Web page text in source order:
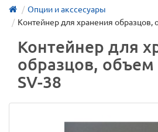
Опции и акссесуары
Контейнер для хранения образцов,
Контейнер для
образцов, объем
SV-38